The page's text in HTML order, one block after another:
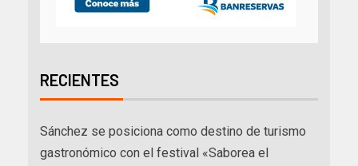
RECIENTES
Sánchez se posiciona como destino de turismo
gastronómico con el festival «Saborea el